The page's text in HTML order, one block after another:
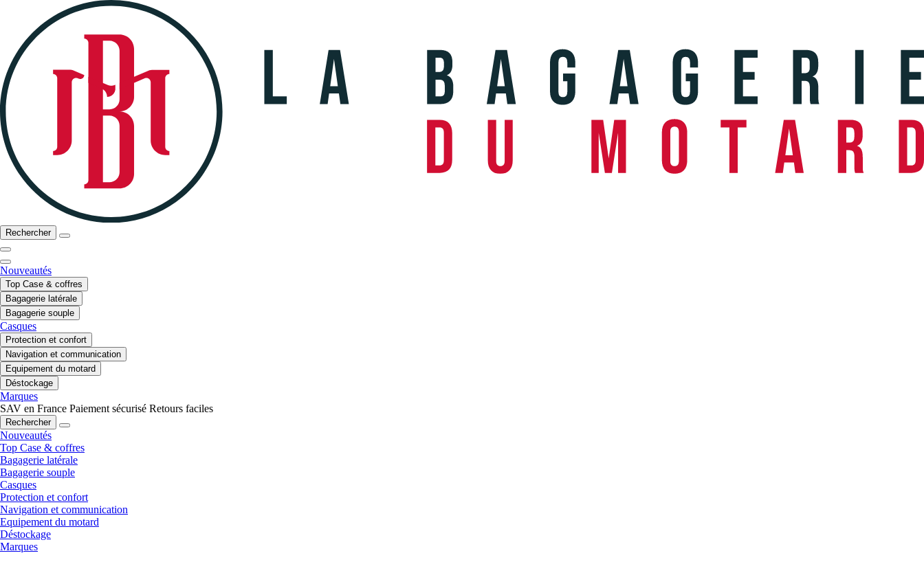
Rechercher
Nouveautés
Top Case & coffres
Bagagerie latérale
Bagagerie souple
Casques
Protection et confort
Navigation et communication
Equipement du motard
Déstockage
Marques
SAV en France Paiement sécurisé Retours faciles
Rechercher
Nouveautés
Top Case & coffres
Bagagerie latérale
Bagagerie souple
Casques
Protection et confort
Navigation et communication
Equipement du motard
Déstockage
Marques